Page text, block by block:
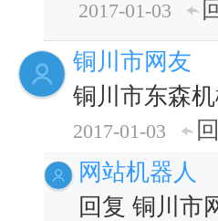
2017-01-03
铜川市网友
铜川市东森
2017-01-03
网站机器人
回复 铜川市